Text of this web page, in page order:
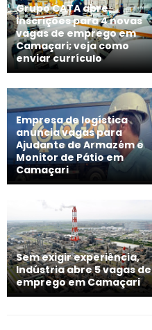
Grupo CATA abre
inscrições para 4 novas
vagas de emprego em
Camaçari; veja como
enviar currículo
Empresa de logística
anuncia vagas para
Ajudante de Armazém e
Monitor de Pátio em
Camaçari
Sem exigir experiência,
Indústria abre 5 vagas de
emprego em Camaçari